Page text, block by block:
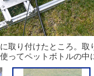
取り付けたところ。取
ってペットボトルの中